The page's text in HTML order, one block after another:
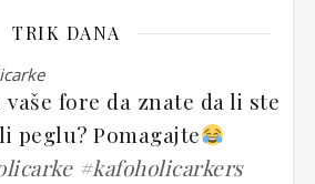
TRIK DANA
vaše fore da znate da li ste
peglu? Pomagajte
#kafoholicarkers